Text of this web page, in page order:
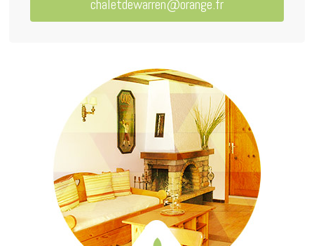
chaletdewarren@orange.fr